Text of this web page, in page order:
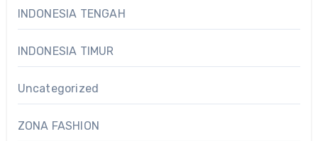
INDONESIA TENGAH
INDONESIA TIMUR
Uncategorized
ZONA FASHION